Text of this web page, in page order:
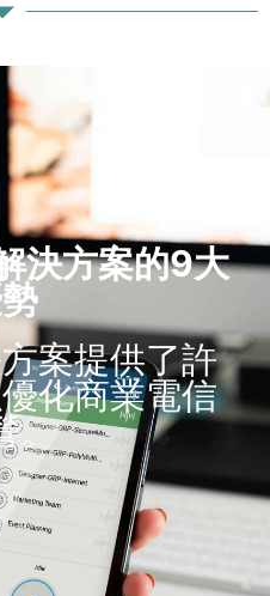
決方案的9大
案提供了許
化商業電信
。